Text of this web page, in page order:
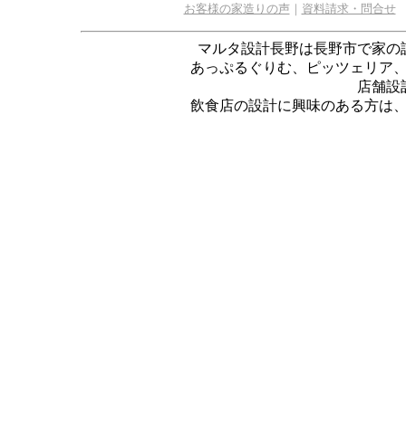
お客様の家造りの声｜ 資料請求・問合せ
マルタ設計長野は長野市で家
あっぷるぐりむ、ピッツェリア
店舗設
飲食店の設計に興味のある方は